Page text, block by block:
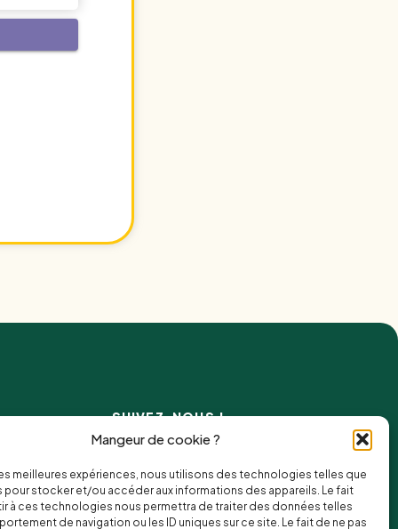
Mangeur de cookie ?
meilleures expériences, nous utilisons des technologies telles que
stocker et/ou accéder aux informations des appareils. Le fait
à ces technologies nous permettra de traiter des données telles
de navigation ou les ID uniques sur ce site. Le fait de ne pas
SUIVEZ-NOUS !
MANGEZ-NOUS !